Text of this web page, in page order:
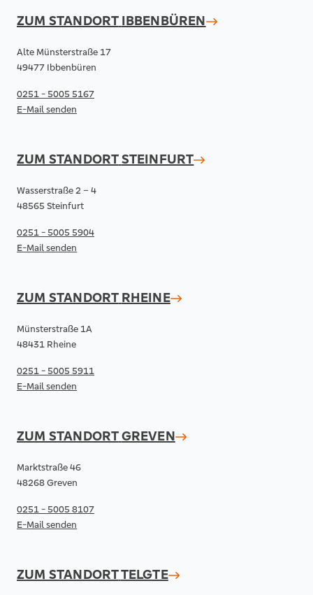
ZUM STANDORT IBBENBÜREN
Alte Münsterstraße 17
49477 Ibbenbüren
0251 - 5005 5167
E-Mail senden
ZUM STANDORTSTEINFURT
Wasserstraße 2 – 4
48565 Steinfurt
0251 - 5005 5904
E-Mail senden
ZUM STANDORT RHEINE
Münsterstraße 1A
48431 Rheine
0251 - 5005 5911
E-Mail senden
ZUM STANDORTGREVEN
Marktstraße 46
48268 Greven
0251 - 5005 8107
E-Mail senden
ZUM STANDORTTELGTE